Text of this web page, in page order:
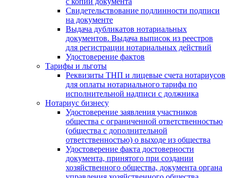
Свидетельствование подлинности подписи
на документе
Выдача дубликатов нотариальных
документов. Выдача выписок из реестров
для регистрации нотариальных действий
Удостоверение фактов
Тарифы и льготы
Реквизиты ТНП и лицевые счета нотариусов
для оплаты нотариального тарифа по
исполнительной надписи с должника
Нотариус бизнесу
Удостоверение заявления участников
общества с ограниченной ответственностью
(общества с дополнительной
ответственностью) о выходе из общества
Удостоверение факта достоверности
документа, принятого при создании
хозяйственного общества, документа органа